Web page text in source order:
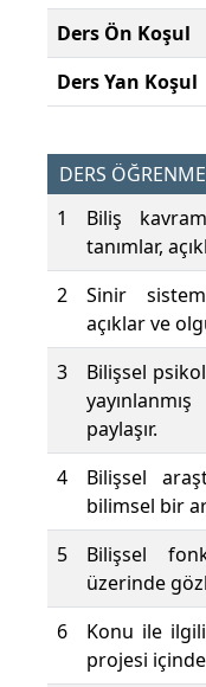
Ders Ön Koşul
Ders Yan Koşul
DERS
1
Biliş
tanımlar,
2
Sinir
açıklar ve
3
Bilişsel
paylaşır.
4
Bilişsel
bilimsel bir
5
Bilişsel
üzerinde
6
Konu ile
projesi içinde